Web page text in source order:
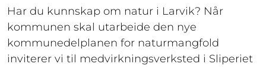
Har du kunnskap om natur i Larvik? Når
kommunen skal utarbeide den nye
kommunedelplanen for naturmangfold
inviterer vi til medvirkningsverksted i Sliperiet